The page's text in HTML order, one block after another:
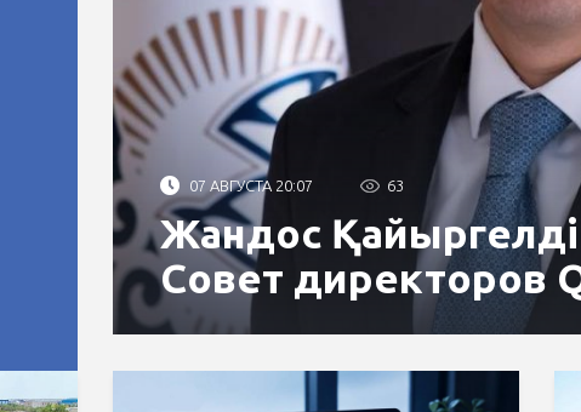
07 АВГУСТА 20:07 63
Жандос Қайыргелді
Совет директоров